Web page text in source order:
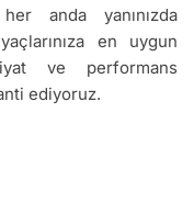
anda yanınızda
en uygun
ve performans
ediyoruz.